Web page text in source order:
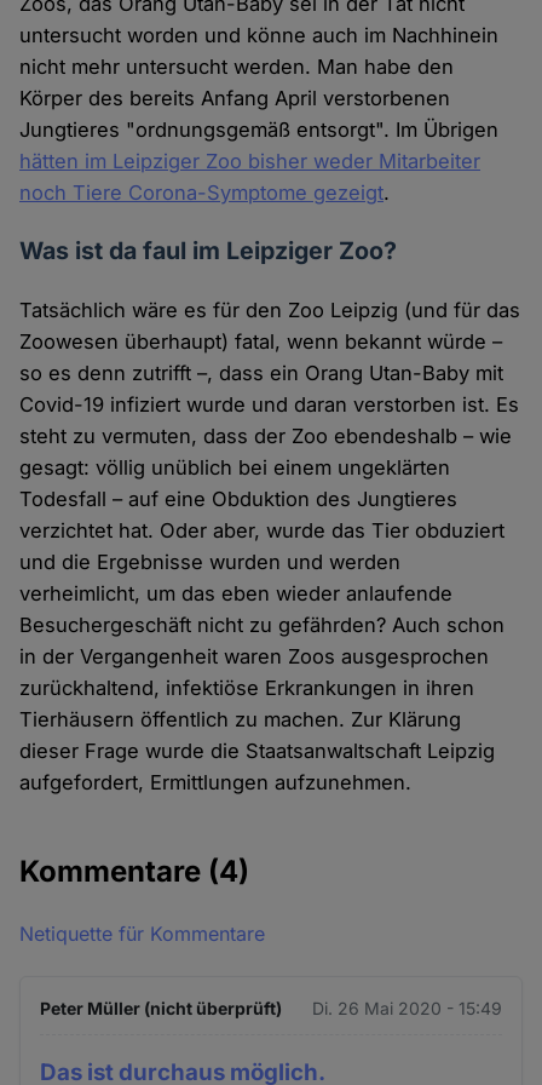
untersucht worden und könne auch im Nachhinein
nicht mehr untersucht werden. Man habe den
Körper des bereits Anfang April verstorbenen
Jungtieres "ordnungsgemäß entsorgt". Im Übrigen
hätten im Leipziger Zoo bisher weder Mitarbeiter
noch Tiere Corona-Symptome gezeigt.
Was ist da faul im Leipziger Zoo?
Tatsächlich wäre es für den Zoo Leipzig (und für das
Zoowesen überhaupt) fatal, wenn bekannt würde –
so es denn zutrifft –, dass ein Orang Utan-Baby mit
Covid-19 infiziert wurde und daran verstorben ist. Es
steht zu vermuten, dass der Zoo ebendeshalb – wie
gesagt: völlig unüblich bei einem ungeklärten
Todesfall – auf eine Obduktion des Jungtieres
verzichtet hat. Oder aber, wurde das Tier obduziert
und die Ergebnisse wurden und werden
verheimlicht, um das eben wieder anlaufende
Besuchergeschäft nicht zu gefährden? Auch schon
in der Vergangenheit waren Zoos ausgesprochen
zurückhaltend, infektiöse Erkrankungen in ihren
Tierhäusern öffentlich zu machen. Zur Klärung
dieser Frage wurde die Staatsanwaltschaft Leipzig
aufgefordert, Ermittlungen aufzunehmen.
Kommentare (4)
Netiquette für Kommentare
Peter Müller (nicht überprüft) Di. 26 Mai 2020 - 15:49
Das ist durchaus möglich.